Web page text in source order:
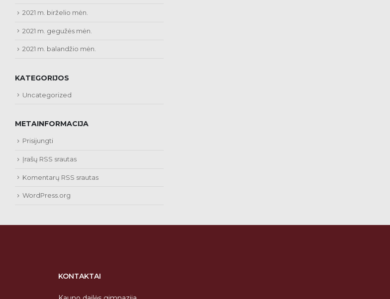
2021 m. birželio mėn.
2021 m. gegužės mėn.
2021 m. balandžio mėn.
KATEGORIJOS
Uncategorized
METAINFORMACIJA
Prisijungti
Įrašų RSS srautas
Komentarų RSS srautas
WordPress.org
KONTAKTAI